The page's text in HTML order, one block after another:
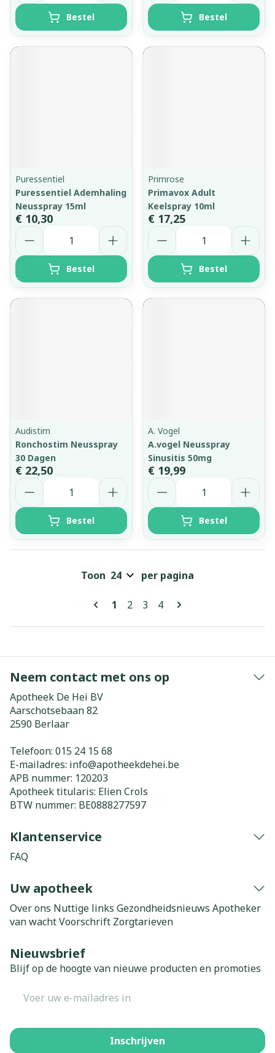
Bestel Bestel
Puressentiel
Puressentiel Ademhaling
Neusspray 15ml
€ 10,30
Aantal
Bestel
Primrose
Primavox Adult
Keelspray 10ml
€ 17,25
Aantal
Bestel
Audistim
Ronchostim Neusspray
30 Dagen
€ 22,50
Aantal
Bestel
A. Vogel
A.vogel Neusspray
Sinusitis 50mg
€ 19,99
Aantal
Bestel
Pagina's
U lees momenteel pagina
1 Pagina
2 Pagina
3 Pagina
4
Toon per pagina
Neem contact met ons op
Apotheek De Hei BV
Aarschotsebaan 82
2590 Berlaar
Telefoon: 015 24 15 68
E-mailadres: info@apotheekdehei.be
APB nummer: 120203
Apotheek titularis: Elien Crols
BTW nummer: BE0888277597
Klantenservice
FAQ
Uw apotheek
Over ons Nuttige links Gezondheidsnieuws Apotheker
van wachtVoorschrift Zorgtarieven
Nieuwsbrief
Blijf op de hoogte van nieuwe producten en promoties
Inschrijven